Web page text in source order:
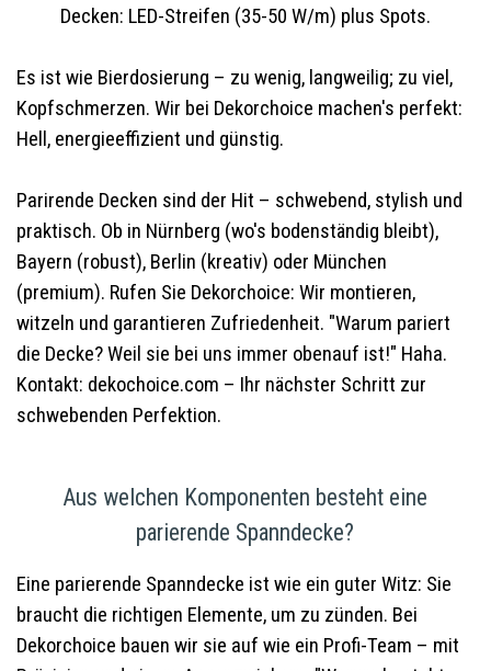
Decken: LED-Streifen (35-50 W/m) plus Spots.
Es ist wie Bierdosierung – zu wenig, langweilig; zu viel,
Kopfschmerzen. Wir bei Dekorchoice machen's perfekt:
Hell, energieeffizient und günstig.
Parirende Decken sind der Hit – schwebend, stylish und
praktisch. Ob in Nürnberg (wo's bodenständig bleibt),
Bayern (robust), Berlin (kreativ) oder München
(premium). Rufen Sie Dekorchoice: Wir montieren,
witzeln und garantieren Zufriedenheit. "Warum pariert
die Decke? Weil sie bei uns immer obenauf ist!" Haha.
Kontakt: dekochoice.com – Ihr nächster Schritt zur
schwebenden Perfektion.
Aus welchen Komponenten besteht eine
parierende Spanndecke?
Eine parierende Spanndecke ist wie ein guter Witz: Sie
braucht die richtigen Elemente, um zu zünden. Bei
Dekorchoice bauen wir sie auf wie ein Profi-Team – mit